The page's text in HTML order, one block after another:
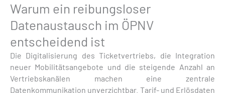
Warum ein reibungsloser
Datenaustausch im ÖPNV
entscheidend ist
Die Digitalisierung des Ticketvertriebs, die Integration
neuer Mobilitätsangebote und die steigende Anzahl an
Vertriebskanälen machen eine zentrale
Datenkommunikation unverzichtbar. Tarif- und Erlösdaten